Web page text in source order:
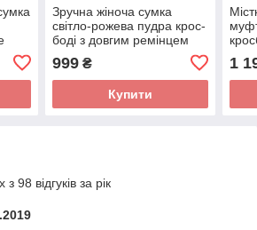
Зручна жіноча сумка
світло-рожева пудра крос-
боді з довгим ремінцем
екошкіра
999₴
Купити
1
98 відгуків за рік